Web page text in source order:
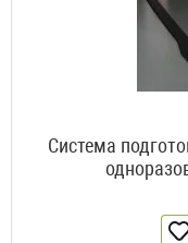
Система